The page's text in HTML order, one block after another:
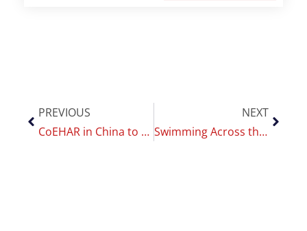
PREVIOUS
CoEHAR in China to open a new research front in risk reduction: impotence and infertility under the spotlight
NEXT
Swimming Across the Strait of Messina by Dr. Derek Yach